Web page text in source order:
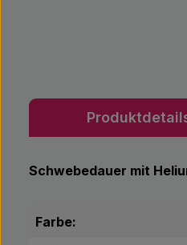
Schwebedauer mit
Farbe: